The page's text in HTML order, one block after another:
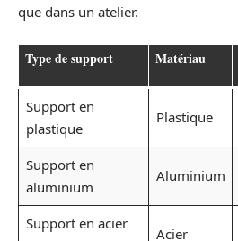
que dans un atelier.
Type de support Matériau
Support en
plastique
Plastique
Support en
aluminium
Aluminium
Support en acier
Acier